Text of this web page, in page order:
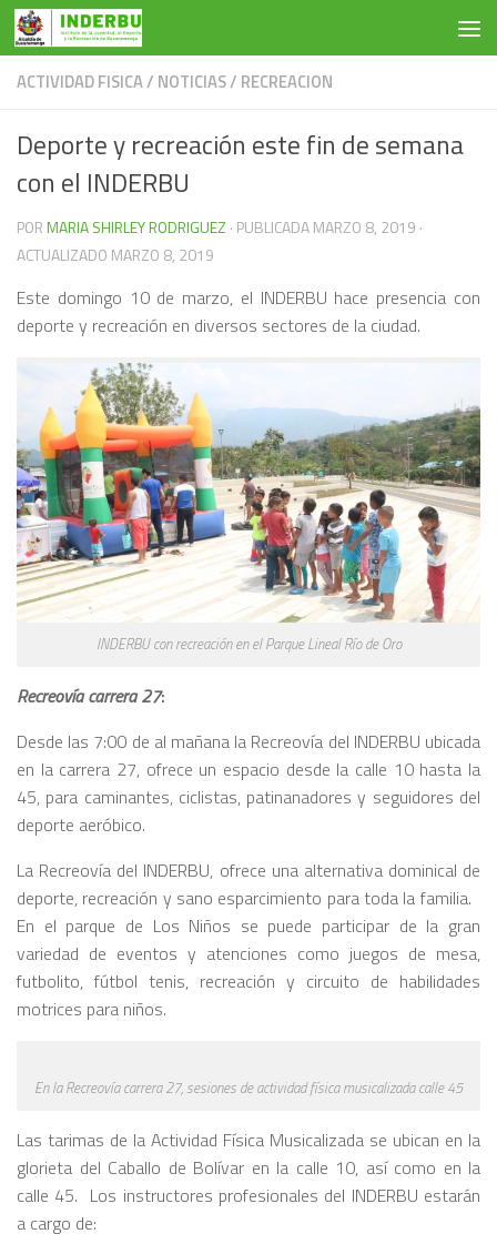
Saltar al contenido
ACTIVIDAD FISICA/ NOTICIAS/ RECREACION
Deporte y recreación este fin de semana
con el INDERBU
PORMARIA SHIRLEY RODRIGUEZ · PUBLICADAMARZO 8, 2019 ·
ACTUALIZADO MARZO 8, 2019
Este domingo 10 de marzo, el INDERBU hace presencia con
deporte y recreación en diversos sectores de la ciudad.
INDERBU con recreación en el Parque Lineal Río de Oro
Recreovía carrera 27:
Desde las 7:00 de al mañana la Recreovía del INDERBU ubicada
en la carrera 27, ofrece un espacio desde la calle 10 hasta la
45, para caminantes, ciclistas, patinanadores y seguidores del
deporte aeróbico.
La Recreovía del INDERBU, ofrece una alternativa dominical de
deporte, recreación y sano esparcimiento para toda la familia.
En el parque de Los Niños se puede participar de la gran
variedad de eventos y atenciones como juegos de mesa,
futbolito, fútbol tenis, recreación y circuito de habilidades
motrices para niños.
En la Recreovía carrera 27, sesiones de actividad física musicalizada calle 45
Las tarimas de la Actividad Física Musicalizada se ubican en la
glorieta del Caballo de Bolívar en la calle 10, así como en la
calle 45. Los instructores profesionales del INDERBU estarán
a cargo de: